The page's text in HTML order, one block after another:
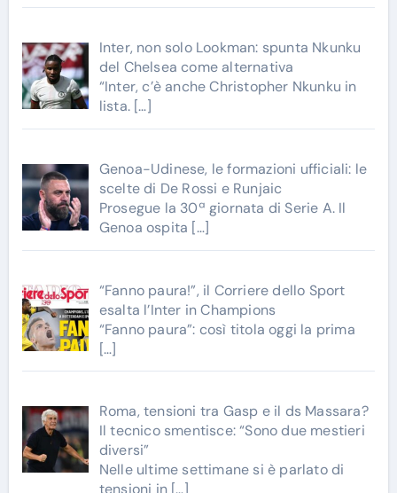
Inter, non solo Lookman: spunta Nkunku
del Chelsea come alternativa
“Inter, c’è anche Christopher Nkunku in
lista. […]
Genoa-Udinese, le formazioni ufficiali: le
scelte di De Rossi e Runjaic
Prosegue la 30ª giornata di Serie A. Il
Genoa ospita […]
“Fanno paura!”, il Corriere dello Sport
esalta l’Inter in Champions
“Fanno paura”: così titola oggi la prima
[…]
Roma, tensioni tra Gasp e il ds Massara?
Il tecnico smentisce: “Sono due mestieri
diversi”
Nelle ultime settimane si è parlato di